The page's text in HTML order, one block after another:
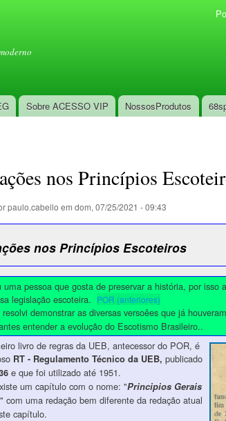
Sobre ACESSO VIP NossosProdutos
nos Princípios
paulo.cabello em dom, 07/25/2021 - 09:43
nos Princípios Escoteiros
uma pessoa que gosta de preservar a história, por isso
legislação escoteira. POR (anteriores)
demonstrar as diversas versoêes que já
entender a evolução do Escotismo Brasileiro..
livro de regras da UEB, antecessor do POR, é
RT - Regulamento Técnico da UEB, publicado
e que foi utilizado até 1951.
um capítulo com o nome: "Principios Gerais
" com uma redação bem diferente da redação atual
capítulo.